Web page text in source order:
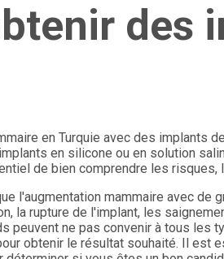
des
en Turquie avec des implants
en silicone ou en solution
de bien comprendre les
l'augmentation mammaire avec de
la rupture de l'implant, les
peuvent ne pas convenir à tous
obtenir le résultat souhaité. Il est